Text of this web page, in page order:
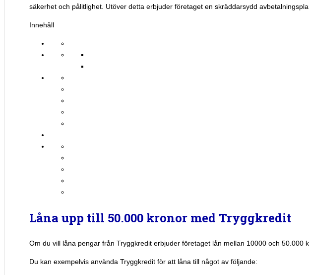
säkerhet och pålitlighet. Utöver detta erbjuder företaget en skräddarsydd
Innehåll
Låna upp till 50.000 kronor med Tryggkredit
Om du vill låna pengar från Tryggkredit erbjuder företaget lån mellan 10000 och 50.000
Du kan exempelvis använda Tryggkredit för att låna till något av följande: